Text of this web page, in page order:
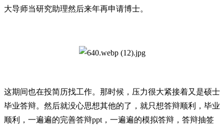
大导师当研究助理然后来年再申请博士。
这期间也在投简历找工作。那时候，压力很大紧接着又是硕士
毕业答辩。然后就没心思想其他的了，就只想答辩顺利，毕业
顺利，一遍遍的完善答辩ppt，一遍遍的模拟答辩，答辩抽签